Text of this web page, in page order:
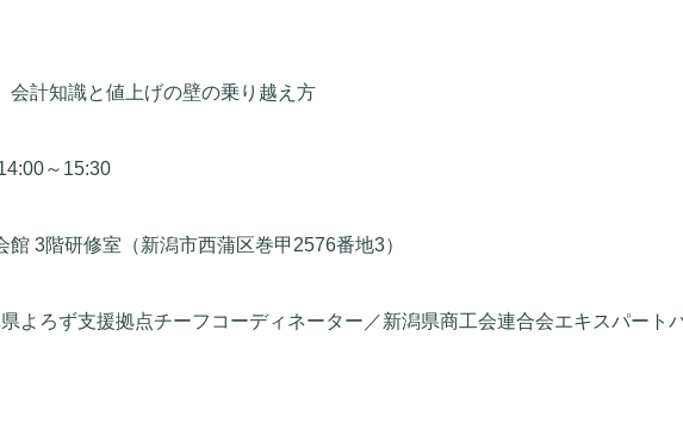
計知識と値上げの壁の乗り越え方
～15:30
3階研修室（新潟市西蒲区巻甲2576番地3）
よろず支援拠点チーフコーディネーター／新潟県商工会連合会エキスパート